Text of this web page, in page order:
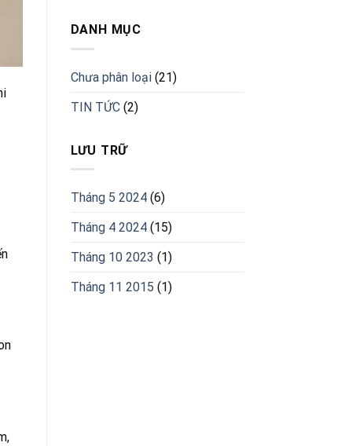
DANH MỤC
Chưa phân loại(21)
TIN TỨC(2)
LƯU TRỮ
Tháng 5 2024(6)
Tháng 4 2024(15)
Tháng 10 2023 (1)
Tháng 11 2015 (1)